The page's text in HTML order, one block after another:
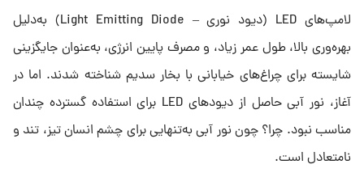
لامپ‌های LED (دیود نوری – Light Emitting Diode) به‌دلیل
بهره‌وری بالا، طول عمر زیاد، و مصرف پایین انرژی، به‌عنوان جایگزینی
شایسته برای چراغ‌های خیابانی با بخار سدیم شناخته شدند. اما در
آغاز، نور آبی حاصل از دیودهای LED برای استفاده گسترده چندان
مناسب نبود. چرا؟ چون نور آبی به‌تنهایی برای چشم انسان تیز، تند و
نامتعادل است.